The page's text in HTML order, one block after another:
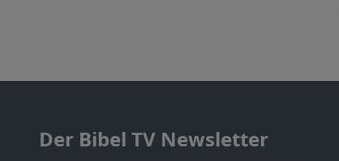
Der Bibel TV Newsletter